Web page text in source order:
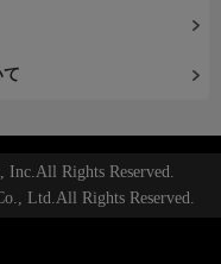
Rights Reserved.
Ltd.All Rights Reserved.